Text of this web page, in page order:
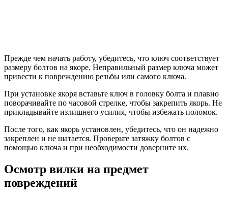
Прежде чем начать работу, убедитесь, что ключ соответствует
размеру болтов на якоре. Неправильный размер ключа может
привести к повреждению резьбы или самого ключа.
При установке якоря вставьте ключ в головку болта и плавно
поворачивайте по часовой стрелке, чтобы закрепить якорь. Не
прикладывайте излишнего усилия, чтобы избежать поломок.
После того, как якорь установлен, убедитесь, что он надежно
закреплен и не шатается. Проверьте затяжку болтов с
помощью ключа и при необходимости доверните их.
Осмотр вилки на предмет
повреждений